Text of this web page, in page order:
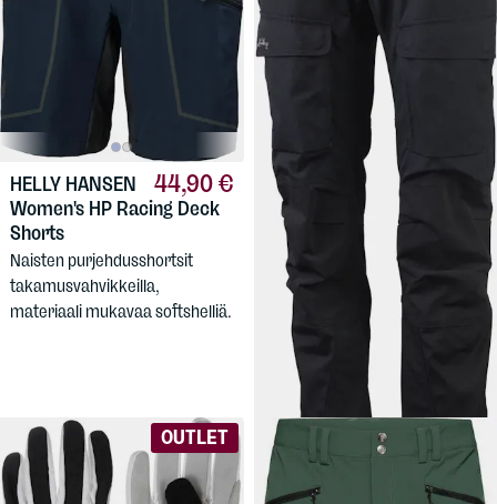
44,90 €
HELLY HANSEN
Women's HP Racing Deck
Shorts
Naisten purjehdusshortsit
takamusvahvikkeilla,
materiaali mukavaa softshelliä.
LUNDHAGS
Women's Authentic II
Short/wide Pant
Laatua retkipoluille! Naisten
retkeilyhousut tilavammalla
istuvuudella ja lyhyemmillä
lahkeilla.
OUTLET